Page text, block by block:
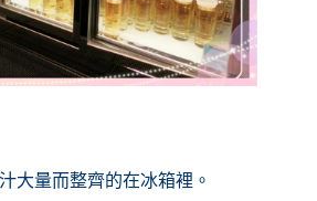
大量而整齊的在冰箱裡。